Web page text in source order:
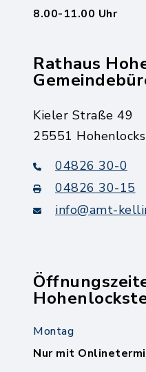
8.00-11.00 Uhr
Rathaus
Kieler Straße 49
25551
04826 30-0
04826 30-15
info@amt-
Montag
Nur mit